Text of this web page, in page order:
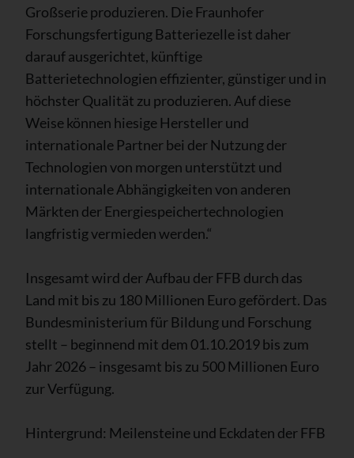
Großserie produzieren. Die Fraunhofer
Forschungsfertigung Batteriezelle ist daher
darauf ausgerichtet, künftige
Batterietechnologien effizienter, günstiger und in
höchster Qualität zu produzieren. Auf diese
Weise können hiesige Hersteller und
internationale Partner bei der Nutzung der
Technologien von morgen unterstützt und
internationale Abhängigkeiten von anderen
Märkten der Energiespeichertechnologien
langfristig vermieden werden.“
Insgesamt wird der Aufbau der FFB durch das
Land mit bis zu 180 Millionen Euro gefördert. Das
Bundesministerium für Bildung und Forschung
stellt – beginnend mit dem 01.10.2019 bis zum
Jahr 2026 – insgesamt bis zu 500 Millionen Euro
zur Verfügung.
Hintergrund: Meilensteine und Eckdaten der FFB